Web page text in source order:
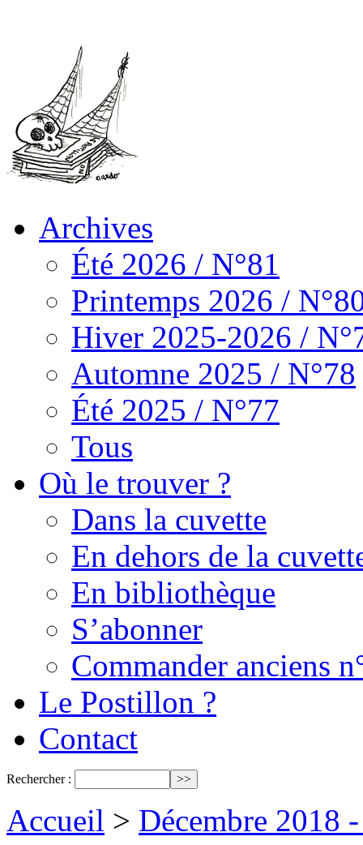
Archives
Été 2026 / N°81
Printemps 2026 /
Hiver 2025-2026 /
Automne 2025 / N°78
Été 2025 / N°77
Tous
Où le trouver ?
Dans la cuvette
En dehors de la
En bibliothèque
S’abonner
Commander anciens
Le Postillon ?
Contact
Rechercher :
Accueil > Décembre 2018